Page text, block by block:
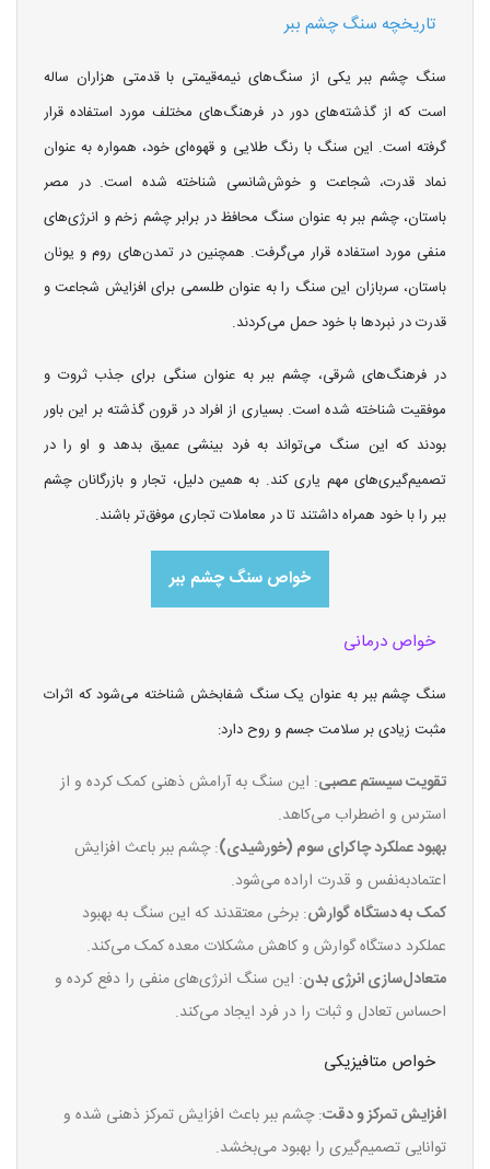
تاریخچه سنگ چشم ببر
سنگ چشم ببر یکی از سنگ‌های نیمه‌قیمتی با قدمتی هزاران ساله
است که از گذشته‌های دور در فرهنگ‌های مختلف مورد استفاده قرار
گرفته است. این سنگ با رنگ طلایی و قهوه‌ای خود، همواره به عنوان
نماد قدرت، شجاعت و خوش‌شانسی شناخته شده است. در مصر
باستان، چشم ببر به عنوان سنگ محافظ در برابر چشم زخم و انرژی‌های
منفی مورد استفاده قرار می‌گرفت. همچنین در تمدن‌های روم و یونان
باستان، سربازان این سنگ را به عنوان طلسمی برای افزایش شجاعت و
قدرت در نبردها با خود حمل می‌کردند.
در فرهنگ‌های شرقی، چشم ببر به عنوان سنگی برای جذب ثروت و
موفقیت شناخته شده است. بسیاری از افراد در قرون گذشته بر این باور
بودند که این سنگ می‌تواند به فرد بینشی عمیق بدهد و او را در
تصمیم‌گیری‌های مهم یاری کند. به همین دلیل، تجار و بازرگانان چشم
ببر را با خود همراه داشتند تا در معاملات تجاری موفق‌تر باشند.
خواص سنگ چشم ببر
خواص درمانی
سنگ چشم ببر به عنوان یک سنگ شفابخش شناخته می‌شود که اثرات
مثبت زیادی بر سلامت جسم و روح دارد:
تقویت سیستم عصبی: این سنگ به آرامش ذهنی کمک کرده و از
استرس و اضطراب می‌کاهد.
بهبود عملکرد چاکرای سوم (خورشیدی): چشم ببر باعث افزایش
اعتمادبه‌نفس و قدرت اراده می‌شود.
کمک به دستگاه گوارش: برخی معتقدند که این سنگ به بهبود
عملکرد دستگاه گوارش و کاهش مشکلات معده کمک می‌کند.
متعادل‌سازی انرژی بدن: این سنگ انرژی‌های منفی را دفع کرده و
احساس تعادل و ثبات را در فرد ایجاد می‌کند.
خواص متافیزیکی
افزایش تمرکز و دقت: چشم ببر باعث افزایش تمرکز ذهنی شده و
توانایی تصمیم‌گیری را بهبود می‌بخشد.